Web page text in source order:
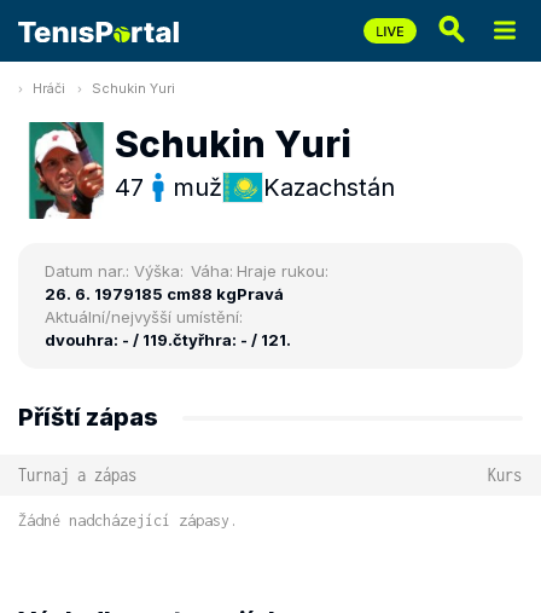
Hráči Schukin Yuri
Schukin Yuri
47 muž Kazachstán
Datum nar.:
26. 6. 1979
Výška:
185 cm
Váha:
88 kg
Hraje rukou:
Pravá
Aktuální/nejvyšší umístění:
dvouhra: - / 119.čtyřhra: - / 121.
Příští zápas
Turnaj a zápas Kurs
Žádné nadcházející zápasy.